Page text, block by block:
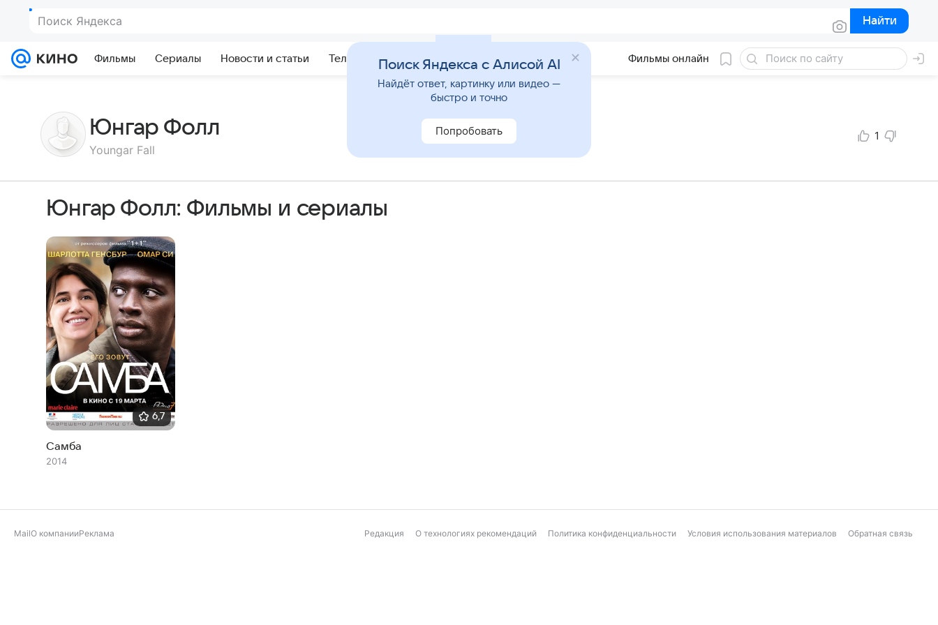
Поиск Яндекса Найти
Найти
Фильмы Сериалы Новости и статьи Телепрограмма Фильмы онлайн
Юнгар Фолл
Youngar Fall
1
Юнгар Фолл: Фильмы и сериалы
6,7
Самба
2014
MailО компанииРеклама Редакция О технологиях рекомендаций Политика конфиденциальности Условия использования материалов Обратная связь
Поиск Яндекса с Алисой AI
Найдёт ответ, картинку или видео —
быстро и точно
Попробовать